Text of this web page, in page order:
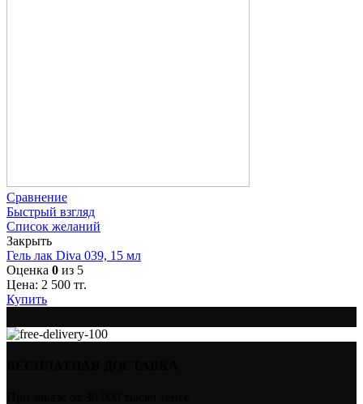
Сравнение
Быстрый взгляд
Список желаний
Закрыть
Гель лак Diva 039, 15 мл
Оценка 0 из 5
Цена: 2 500 тг.
Купить